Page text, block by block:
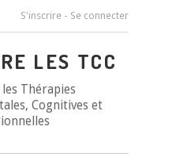
S'inscrire - Se connecter
LES TCC
Thérapies
Cognitives et